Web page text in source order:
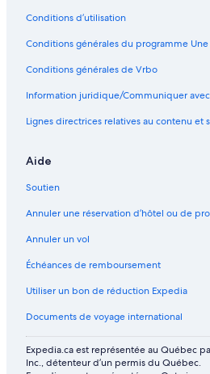
Conditions d’utilisation
Conditions générales du programme Une
Conditions générales de Vrbo
Information juridique/Communiquer
Lignes directrices relatives au contenu et
Aide
Soutien
Annuler une réservation d’hôtel ou de
Annuler un vol
Échéances de remboursement
Utiliser un bon de réduction Expedia
Documents de voyage international
Expedia.ca est représentée au Québec
Inc., détenteur d’un permis du Québec.